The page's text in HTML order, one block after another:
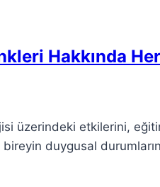
Hakkında
üzerindeki etkilerini,
bireyin duygusal